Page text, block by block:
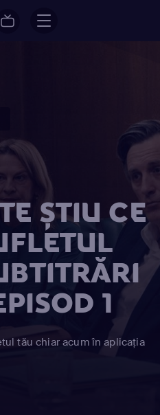
ȘTIU CE
1
tău chiar acum în aplicația